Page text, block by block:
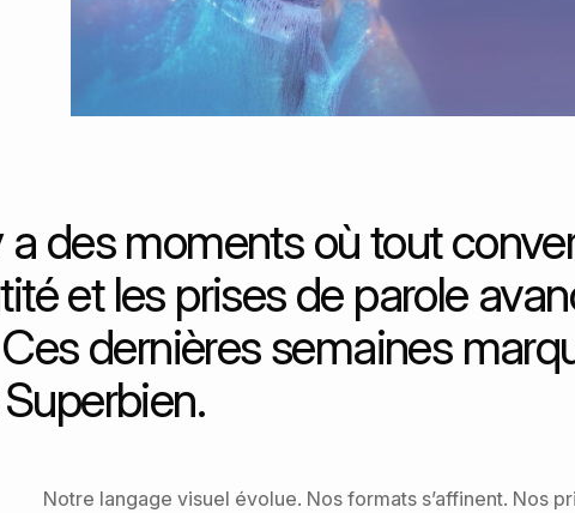
a des moments où tout
et les prises de parole
dernières semaines
Notre langage visuel évolue. Nos formats s’affinent. Nos